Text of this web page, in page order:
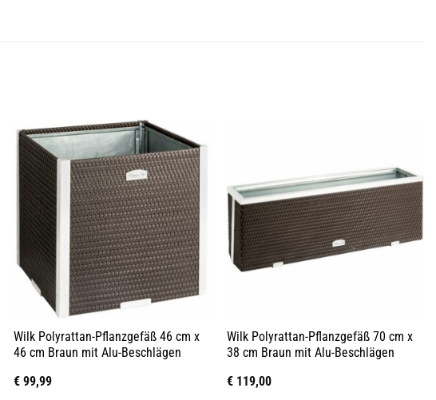
Wilk Polyrattan-Pflanzgefäß 46 cm x
46 cm Braun mit Alu-Beschlägen
€ 99,99
Wilk Polyrattan-Pflanzgefäß 70 cm x
38 cm Braun mit Alu-Beschlägen
€119,00